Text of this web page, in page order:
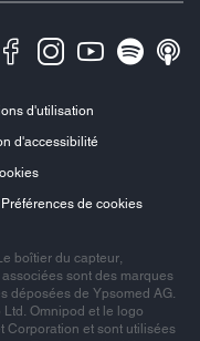
d'utilisation
d'accessibilité
Préférences de cookies
boîtier du capteur,
sont des marques
déposées de Ypsomed AG.
Omnipod et le logo
Corporation et sont utilisées